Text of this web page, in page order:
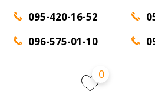
095-420-16-52
096-575-01-10
0